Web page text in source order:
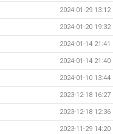
2024-01-29 13:12
2024-01-20 19:32
2024-01-14 21:41
2024-01-14 21:40
2024-01-10 13:44
2023-12-18 16:27
2023-12-18 12:36
2023-11-29 14:20